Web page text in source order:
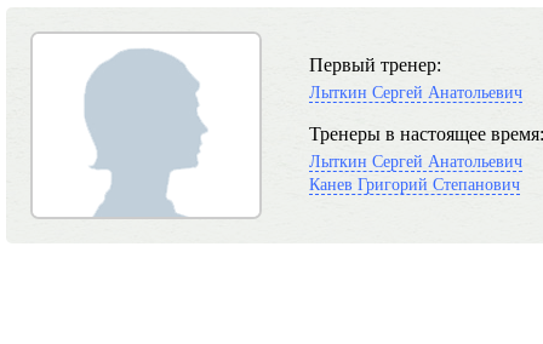
Первый тренер:
Лыткин Сергей Анатольевич
Тренеры в настоящее время:
Лыткин Сергей Анатольевич
Канев Григорий Степанович